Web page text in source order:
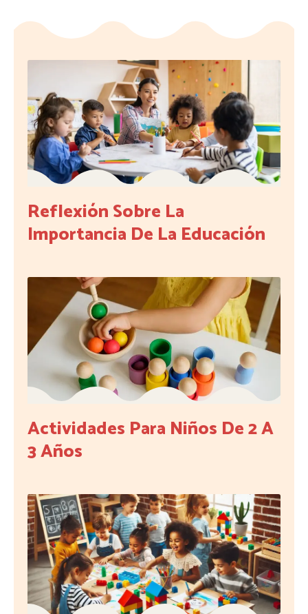
Reflexión Sobre La
Importancia De La Educación
Actividades Para Niños De 2 A
3 Años